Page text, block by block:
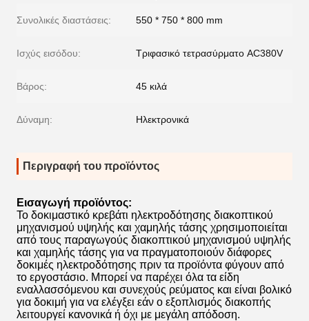
Συνολικές διαστάσεις: 550 * 750 * 800 mm
Ισχύς εισόδου: Τριφασικό τετρασύρματο AC380V
Βάρος: 45 κιλά
Δύναμη: Ηλεκτρονικά
Περιγραφή του προϊόντος
Εισαγωγή προϊόντος:
Το δοκιμαστικό κρεβάτι ηλεκτροδότησης διακοπτικού
μηχανισμού υψηλής και χαμηλής τάσης χρησιμοποιείται
από τους παραγωγούς διακοπτικού μηχανισμού υψηλής
και χαμηλής τάσης για να πραγματοποιούν διάφορες
δοκιμές ηλεκτροδότησης πριν τα προϊόντα φύγουν από
το εργοστάσιο. Μπορεί να παρέχει όλα τα είδη
εναλλασσόμενου και συνεχούς ρεύματος και είναι βολικό
για δοκιμή για να ελέγξει εάν ο εξοπλισμός διακοπής
λειτουργεί κανονικά ή όχι με μεγάλη απόδοση.